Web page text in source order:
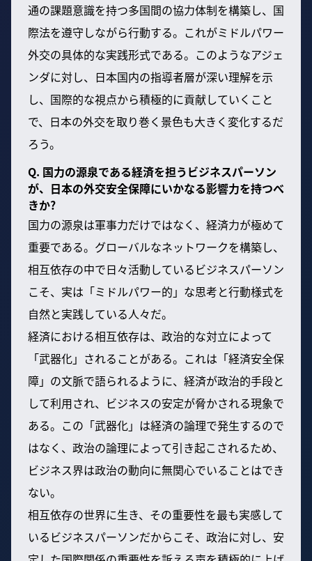
通の課題意識を持つ多国間の協力体制を構築し、国
際法を遵守しながら行動する。これがミドルパワー
外交の具体的な実践形式である。このようなアジェ
ンダに対し、日本国内の指導者層が深い理解を示
し、国際的な視点から積極的に貢献していくこと
で、日本の外交を取り巻く景色も大きく変化するだ
ろう。
Q. 国力の源泉である経済を担うビジネスパーソン
が、日本の外交安全保障にいかなる影響力を持つべ
きか?
国力の源泉は軍事力だけではなく、経済力が極めて
重要である。グローバルなネットワークを構築し、
相互依存の中で日々活動しているビジネスパーソン
こそ、実は「ミドルパワー的」な思考と行動様式を
自然と実践している人々だ。
経済における相互依存は、政治的な対立によって
「武器化」されることがある。これは「経済安全保
障」の文脈で語られるように、経済が政治的手段と
して利用され、ビジネスの安定が脅かされる現象で
ある。この「武器化」は経済の論理で発生するので
はなく、政治の論理によって引き起こされるため、
ビジネス界は政治の動向に無関心でいることはでき
ない。
相互依存の世界に生き、その重要性を最も実感して
いるビジネスパーソンだからこそ、政治に対し、安